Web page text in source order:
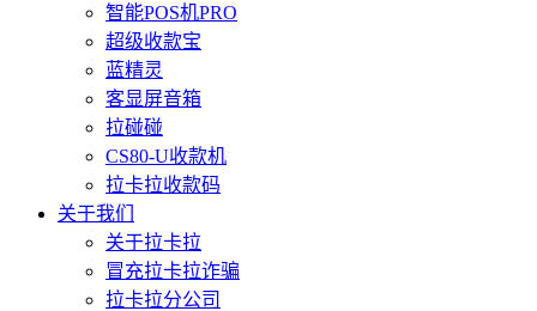
智能POS机PRO
超级收款宝
蓝精灵
客显屏音箱
拉碰碰
CS80-U收款机
拉卡拉收款码
关于我们
关于拉卡拉
冒充拉卡拉诈骗
拉卡拉分公司